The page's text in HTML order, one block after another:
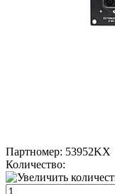
Партномер: 53952KX
Количество: